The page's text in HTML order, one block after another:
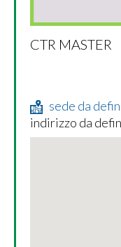
CTR MASTER
sede da
indirizzo da